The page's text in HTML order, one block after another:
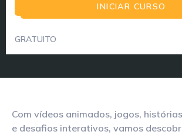
INICIAR CURSO
GRATUITO
Com vídeos animados, jogos,
e desafios interativos, vamos